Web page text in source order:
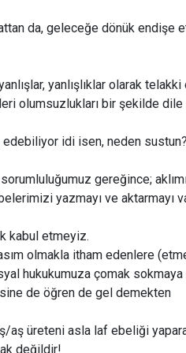
da, geleceğe dönük endişe
yanlışlıklar olarak
olumsuzlukları bir şekilde dile
edebiliyor idi isen, neden sustun?
gereğince;
yazmayı ve aktarmayı
kabul etmeyiz.
olmakla itham edenlere
hukukumuza çomak sokmaya
de öğren de gel demekten
aş üreteni asla laf ebeliği
değildir!